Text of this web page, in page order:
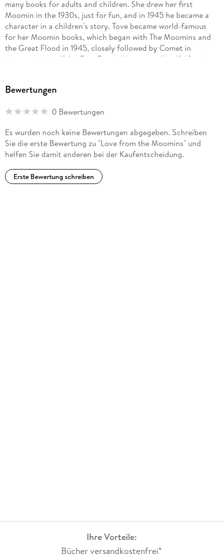
many books for adults and children. She drew her first
Moomin in the 1930s, just for fun, and in 1945 he became a
character in a children's story. Tove became world-famous
for her Moomin books, which began with The Moomins and
the Great Flood in 1945, closely followed by Comet in
Moominland in 1946, Finn Family Moomintroll in 1948 and
stayed on a beautiful remote island in the Gulf of Finland
Jansson received many prestigious awards during her
Medal. She died in 2001, aged eighty-seven.
Bewertungen
0 Bewertungen
Es wurden noch keine Bewertungen abgegeben. Schreiben
Sie die erste Bewertung zu "Love from the Moomins" und
helfen Sie damit anderen bei der Kaufentscheidung.
Erste Bewertung schreiben
Ihre Vorteile:
Bücher versandkostenfrei*